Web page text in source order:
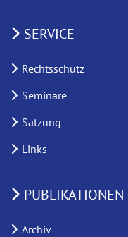
SERVICE
Rechtsschutz
Seminare
Satzung
Links
PUBLIKATIONEN
Archiv